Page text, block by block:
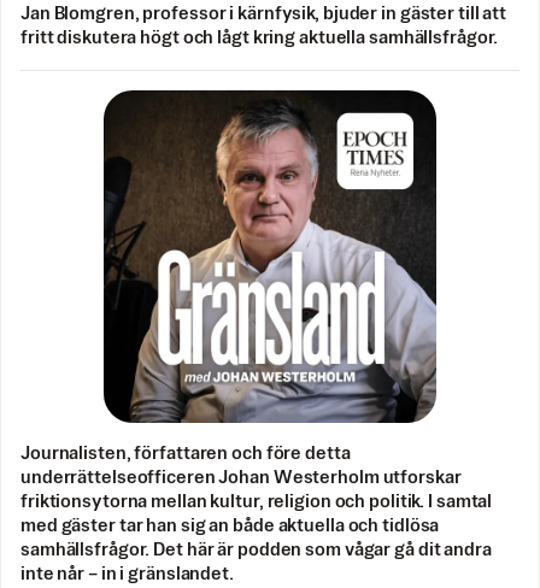
Jan Blomgren, professor i kärnfysik, bjuder in gäster till att
fritt diskutera högt och lågt kring aktuella samhällsfrågor.
Journalisten, författaren och före detta
underrättelseofficeren Johan Westerholm utforskar
friktionsytorna mellan kultur, religion och politik. I samtal
med gäster tar han sig an både aktuella och tidlösa
samhällsfrågor. Det här är podden som vågar gå dit andra
inte når – in i gränslandet.